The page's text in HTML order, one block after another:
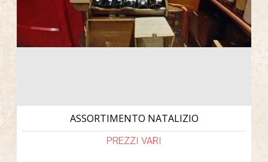
ASSORTIMENTO NATALIZIO
PREZZI VARI